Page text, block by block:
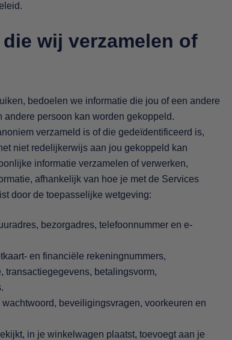
wij verzamelen of
bedoelen we informatie die jou of een andere
persoon kan worden gekoppeld.
verzameld is of die gedeïdentificeerd is,
niet redelijkerwijs aan jou gekoppeld kan
informatie verzamelen of verwerken,
afhankelijk van hoe je met de Services
door de toepasselijke wetgeving:
bezorgadres, telefoonnummer en e-
en financiële rekeningnummers,
transactiegegevens, betalingsvorm,
beveiligingsvragen, voorkeuren en
in je winkelwagen plaatst, toevoegt aan je